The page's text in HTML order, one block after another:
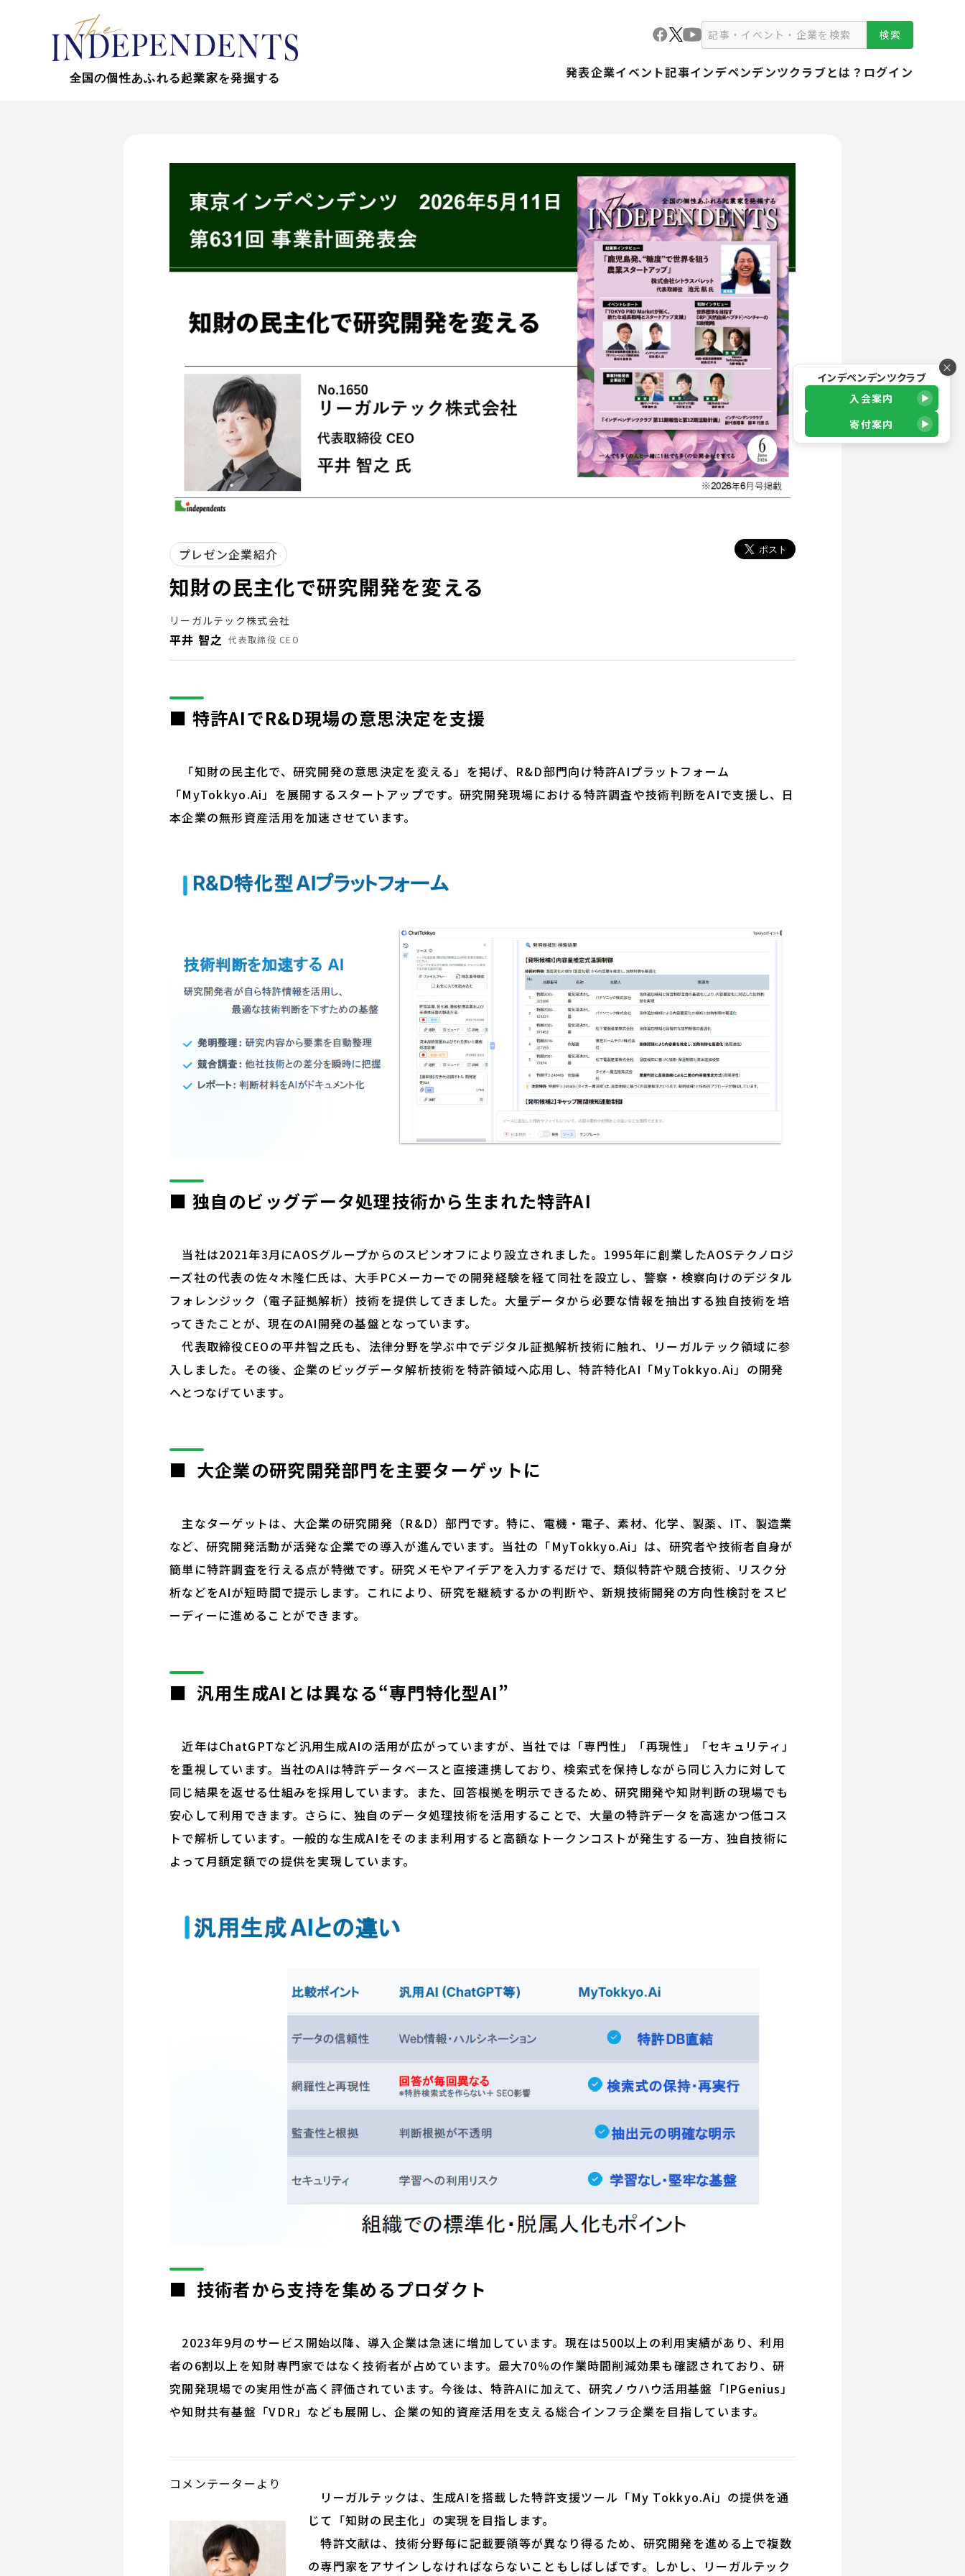
全国の個性あふれる起業家を発掘する
検索
発表企業イベント記事インデペンデンツクラブとは？ ログイン
プレゼン企業紹介
知財の民主化で研究開発を変える
リーガルテック株式会社
平井 智之 代表取締役 CEO
■ 特許AIでR&D現場の意思決定を支援
「知財の民主化で、研究開発の意思決定を変える」を掲げ、R&D部門向け特許AIプラットフォーム
「MyTokkyo.Ai」を展開するスタートアップです。研究開発現場における特許調査や技術判断をAIで支援し、日
本企業の無形資産活用を加速させています。
■ 独自のビッグデータ処理技術から生まれた特許AI
当社は2021年3月にAOSグループからのスピンオフにより設立されました。1995年に創業したAOSテクノロジ
ーズ社の代表の佐々木隆仁氏は、大手PCメーカーでの開発経験を経て同社を設立し、警察・検察向けのデジタル
フォレンジック（電子証拠解析）技術を提供してきました。大量データから必要な情報を抽出する独自技術を培
ってきたことが、現在のAI開発の基盤となっています。
代表取締役CEOの平井智之氏も、法律分野を学ぶ中でデジタル証拠解析技術に触れ、リーガルテック領域に参
入しました。その後、企業のビッグデータ解析技術を特許領域へ応用し、特許特化AI「MyTokkyo.Ai」の開発
へとつなげています。
■ 大企業の研究開発部門を主要ターゲットに
主なターゲットは、大企業の研究開発（R&D）部門です。特に、電機・電子、素材、化学、製薬、IT、製造業
など、研究開発活動が活発な企業での導入が進んでいます。当社の「MyTokkyo.Ai」は、研究者や技術者自身が
簡単に特許調査を行える点が特徴です。研究メモやアイデアを入力するだけで、類似特許や競合技術、リスク分
析などをAIが短時間で提示します。これにより、研究を継続するかの判断や、新規技術開発の方向性検討をスピ
ーディーに進めることができます。
■ 汎用生成AIとは異なる“専門特化型AI”
近年はChatGPTなど汎用生成AIの活用が広がっていますが、当社では「専門性」「再現性」「セキュリティ」
を重視しています。当社のAIは特許データベースと直接連携しており、検索式を保持しながら同じ入力に対して
同じ結果を返せる仕組みを採用しています。また、回答根拠を明示できるため、研究開発や知財判断の現場でも
安心して利用できます。さらに、独自のデータ処理技術を活用することで、大量の特許データを高速かつ低コス
トで解析しています。一般的な生成AIをそのまま利用すると高額なトークンコストが発生する一方、独自技術に
よって月額定額での提供を実現しています。
■ 技術者から支持を集めるプロダクト
2023年9月のサービス開始以降、導入企業は急速に増加しています。現在は500以上の利用実績があり、利用
者の6割以上を知財専門家ではなく技術者が占めています。最大70％の作業時間削減効果も確認されており、研
究開発現場での実用性が高く評価されています。今後は、特許AIに加えて、研究ノウハウ活用基盤「IPGenius」
や知財共有基盤「VDR」なども展開し、企業の知的資産活用を支える総合インフラ企業を目指しています。
コメンテーターより
リーガルテックは、生成AIを搭載した特許支援ツール「My Tokkyo.Ai」の提供を通
じて「知財の民主化」の実現を目指します。
特許文献は、技術分野毎に記載要領等が異なり得るため、研究開発を進める上で複数
の専門家をアサインしなければならないこともしばしばです。しかし、リーガルテック
×
インデペンデンツクラブ
入会案内
寄付案内